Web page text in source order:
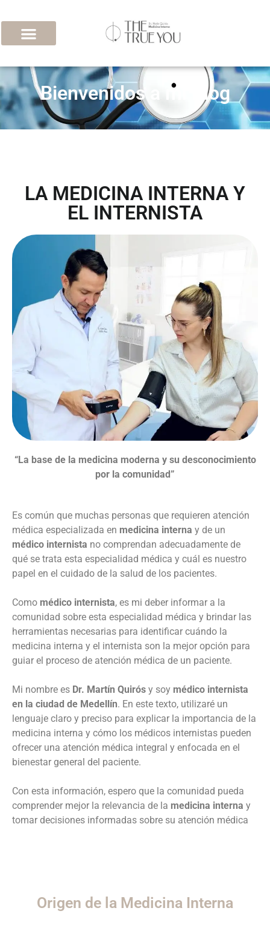
Bienvenidos a mi Blog
LA MEDICINA INTERNA Y
EL INTERNISTA
“La base de la medicina moderna y su desconocimiento
por la comunidad”
Es común que muchas personas que requieren atención
médica especializada en medicina interna y de un
médico internista no comprendan adecuadamente de
qué se trata esta especialidad médica y cuál es nuestro
papel en el cuidado de la salud de los pacientes.
Como médico internista, es mi deber informar a la
comunidad sobre esta especialidad médica y brindar las
herramientas necesarias para identificar cuándo la
medicina interna y el internista son la mejor opción para
guiar el proceso de atención médica de un paciente.
Mi nombre es Dr. Martín Quirós y soy médico internista
en la ciudad de Medellín. En este texto, utilizaré un
lenguaje claro y preciso para explicar la importancia de la
medicina interna y cómo los médicos internistas pueden
ofrecer una atención médica integral y enfocada en el
bienestar general del paciente.
Con esta información, espero que la comunidad pueda
comprender mejor la relevancia de la medicina interna y
tomar decisiones informadas sobre su atención médica
Origen de la Medicina Interna